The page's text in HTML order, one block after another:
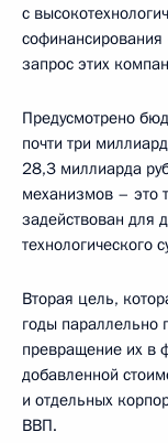
с
запрос этих
Предусмотрено
почти три
28,3 миллиарда
механизмов – это
задействован для
технологического
Вторая цель,
годы параллельно
превращение их в
добавленной
и отдельных
ВВП.